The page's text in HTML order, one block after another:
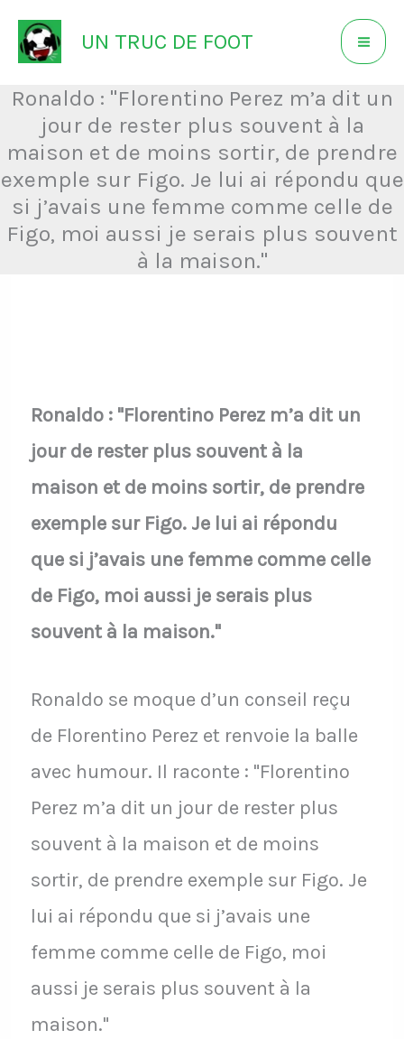
Aller
au
contenu
UN TRUC DE FOOT
Ronaldo : "Florentino Perez m’a dit un
jour de rester plus souvent à la
maison et de moins sortir, de prendre
exemple sur Figo. Je lui ai répondu que
si j’avais une femme comme celle de
Figo, moi aussi je serais plus souvent
à la maison."
Ronaldo : "Florentino Perez m’a dit un
jour de rester plus souvent à la
maison et de moins sortir, de prendre
exemple sur Figo. Je lui ai répondu
que si j’avais une femme comme celle
de Figo, moi aussi je serais plus
souvent à la maison."
Ronaldo se moque d’un conseil reçu
de Florentino Perez et renvoie la balle
avec humour. Il raconte : "Florentino
Perez m’a dit un jour de rester plus
souvent à la maison et de moins
sortir, de prendre exemple sur Figo. Je
lui ai répondu que si j’avais une
femme comme celle de Figo, moi
aussi je serais plus souvent à la
maison."